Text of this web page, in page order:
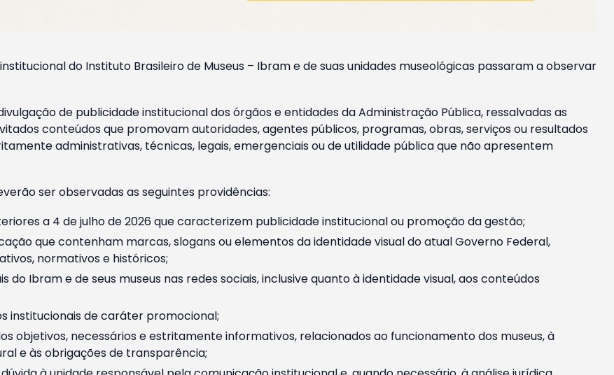
do Instituto Brasileiro de Museus – Ibram e de suas unidades museológicas passaram a observar
de publicidade institucional dos órgãos e entidades da Administração Pública, ressalvadas as
conteúdos que promovam autoridades, agentes públicos, programas, obras, serviços ou resultados
administrativas, técnicas, legais, emergenciais ou de utilidade pública que não apresentem
ser observadas as seguintes providências:
a 4 de julho de 2026 que caracterizem publicidade institucional ou promoção da gestão;
que contenham marcas, slogans ou elementos da identidade visual do atual Governo Federal,
normativos e históricos;
Ibram e de seus museus nas redes sociais, inclusive quanto à identidade visual, aos conteúdos
institucionais de caráter promocional;
objetivos, necessários e estritamente informativos, relacionados ao funcionamento dos museus, à
e às obrigações de transparência;